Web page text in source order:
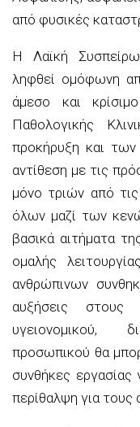
από φυσικές
Η Λαϊκή
ληφθεί ομόφωνη
άμεσο και
Παθολογικής
προκήρυξη και
αντίθεση με τις
μόνο τριών από
όλων μαζί των
βασικά αιτήματα
ομαλής
ανθρώπινων
αυξήσεις στους
υγειονομικού,
προσωπικού θα
συνθήκες εργασίας
περίθαλψη για τους